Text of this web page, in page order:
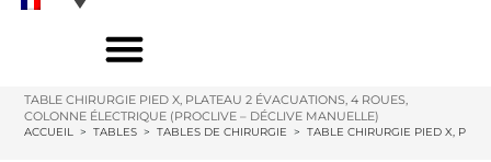
TABLE CHIRURGIE PIED X, PLATEAU 2 ÉVACUATIONS, 4 ROUES,
COLONNE ÉLECTRIQUE (PROCLIVE – DÉCLIVE MANUELLE)
ACCUEIL > TABLES > TABLES DE CHIRURGIE > TABLE CHIRURGIE PIED X,